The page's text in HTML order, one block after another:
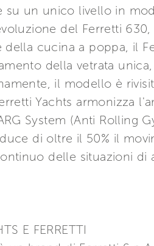
su un unico livello in
del Ferretti
cucina a poppa, il
della vetrata
il modello è
Yachts armonizza
System (Anti Rolling
di oltre il 50% il
delle situazioni di
E FERRETTI